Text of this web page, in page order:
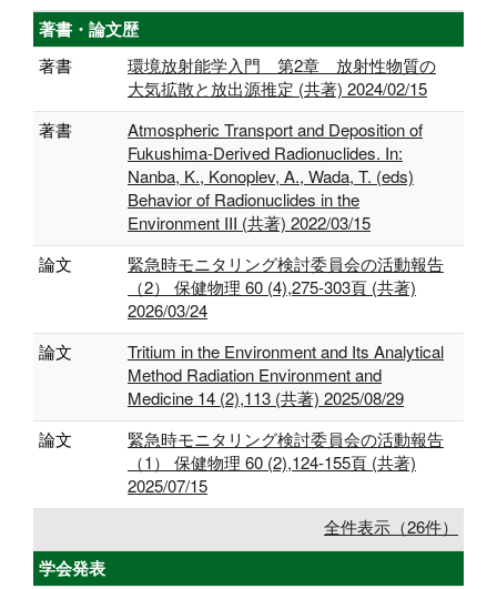
著書・論文歴
著書
環境放射能学入門 第2章 放射性物質の
大気拡散と放出源推定 (共著) 2024/02/15
著書
Atmospheric Transport and Deposition of
Fukushima-Derived Radionuclides. In:
Nanba, K., Konoplev, A., Wada, T. (eds)
Behavior of Radionuclides in the
Environment III (共著) 2022/03/15
論文
緊急時モニタリング検討委員会の活動報告
（2） 保健物理 60 (4),275-303頁 (共著)
2026/03/24
論文
Tritium in the Environment and Its Analytical
Method Radiation Environment and
Medicine 14 (2),113 (共著) 2025/08/29
論文
緊急時モニタリング検討委員会の活動報告
（1） 保健物理 60 (2),124-155頁 (共著)
2025/07/15
全件表示（26件）
学会発表